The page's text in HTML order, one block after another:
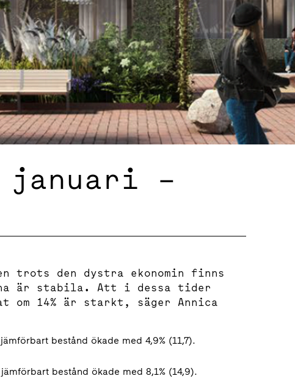
januari –
trots den dystra ekonomin finns
är stabila. Att i dessa tider
14% är starkt, säger Annica
bestånd ökade med 4,9% (11,7).
bestånd ökade med 8,1% (14,9).